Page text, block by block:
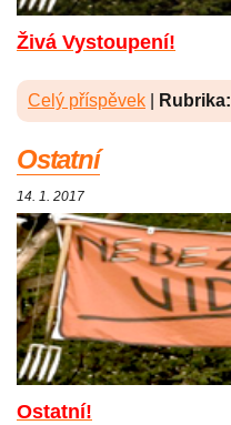
Živá Vystoupení!
Celý příspěvek Rubrika:
Ostatní
14. 1. 2017
Ostatní!